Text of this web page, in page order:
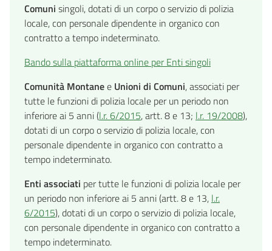
Comuni singoli, dotati di un corpo o servizio di polizia
locale, con personale dipendente in organico con
contratto a tempo indeterminato.
Bando sulla piattaforma online per Enti singoli
Comunità Montanee Unioni di Comuni, associati per
tutte le funzioni di polizia locale per un periodo non
inferiore ai 5 anni (l.r. 6/2015, artt. 8 e 13; l.r. 19/2008),
dotati di un corpo o servizio di polizia locale, con
personale dipendente in organico con contratto a
tempo indeterminato.
Enti associati per tutte le funzioni di polizia locale per
un periodo non inferiore ai 5 anni (artt. 8 e 13, l.r.
6/2015), dotati di un corpo o servizio di polizia locale,
con personale dipendente in organico con contratto a
tempo indeterminato.